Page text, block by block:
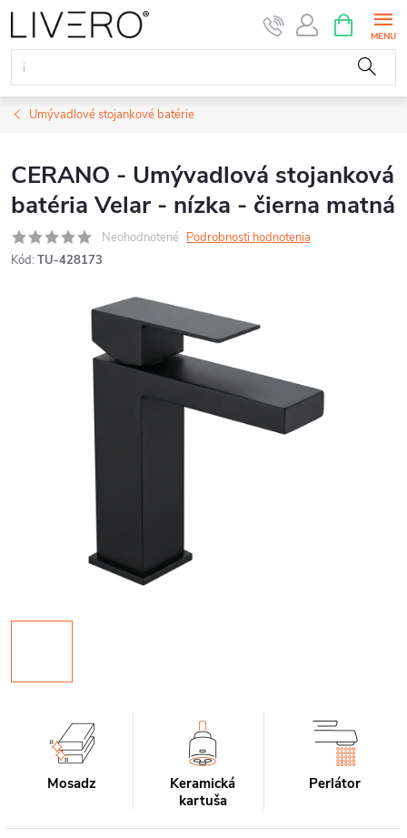
Prejsť
na
obsah
KOŠÍK
Umývadlové stojankové batérie
CERANO - Umývadlová stojanková
batéria Velar - nízka - čierna matná
Neohodnotené Podrobnosti hodnotenia
Kód: TU-428173
Mosadz
Keramická
kartuša
Perlátor